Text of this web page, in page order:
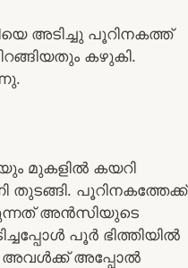
അടിച്ചു പൂറിനകത്ത്
കഴുകി.
മുകളിൽ കയറി
തുടങ്ങി. പൂറിനകത്തേക്ക്
അൻസിയുടെ
പൂർ ഭിത്തിയിൽ
അവൾക്ക് അപ്പോൽ